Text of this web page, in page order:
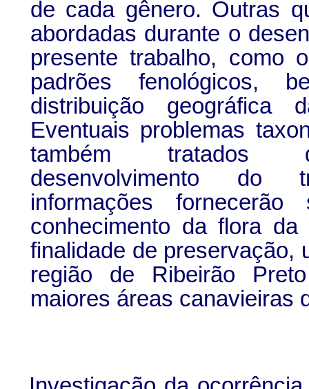
de cada gênero. Outras
abordadas durante o
presente trabalho, como
padrões fenológicos,
distribuição geográfica
Eventuais problemas
também tratados
desenvolvimento do
informações fornecerão
conhecimento da flora
finalidade de preservação,
região de Ribeirão
maiores áreas canavieiras